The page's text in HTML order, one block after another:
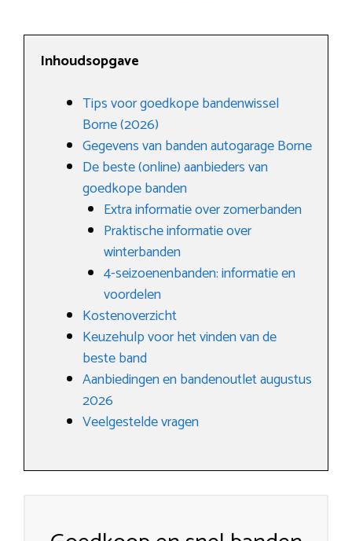
Inhoudsopgave
Tips voor goedkope bandenwissel
Borne (2026)
Gegevens van banden autogarage Borne
De beste (online) aanbieders van
goedkope banden
Extra informatie over zomerbanden
Praktische informatie over
winterbanden
4-seizoenenbanden: informatie en
voordelen
Kostenoverzicht
Keuzehulp voor het vinden van de
beste band
Aanbiedingen en bandenoutlet augustus
2026
Veelgestelde vragen